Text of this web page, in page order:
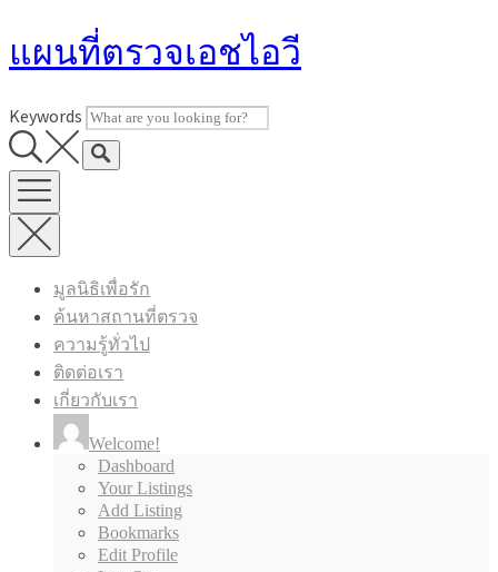
to
แผนที่ตรวจเอชไอวี
Keywords
มูลนิธิเพื่อรัก
ค้นหาสถานที่ตรวจ
ความรู้ทั่วไป
ติดต่อเรา
เกี่ยวกับเรา
Welcome!
Dashboard
Your Listings
Add Listing
Bookmarks
Edit Profile